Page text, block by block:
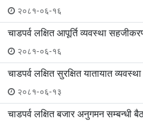
२०८१-०६-१६
चाडपर्व लक्षित आपूर्ति व्यवस्था
२०८१-०६-१६
चाडपर्व लक्षित सुरक्षित यातायात
२०८१-०६-१३
चाडपर्व लक्षित बजार अनुगमन